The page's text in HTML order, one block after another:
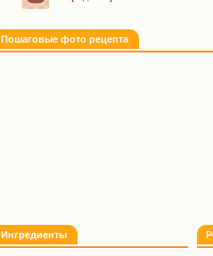
Пошаговые фото рецепта
Ингредиенты